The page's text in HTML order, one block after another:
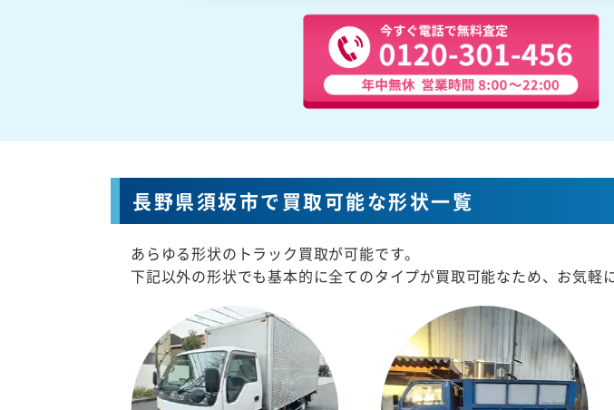
長野県須坂市で買取可能な形状一覧
あらゆる形状のトラック買取が可能です。
下記以外の形状でも基本的に全てのタイプが買取可能なため、お気軽